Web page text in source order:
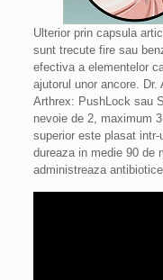
Ulterior prin capsula
sunt trecute fire sau
efectiva a elementelor
ajutorul unor ancore.
Arthrex: PushLock sau
nevoie de 2, maximum
superior este plasat
dureaza in medie 90 de
administreaza